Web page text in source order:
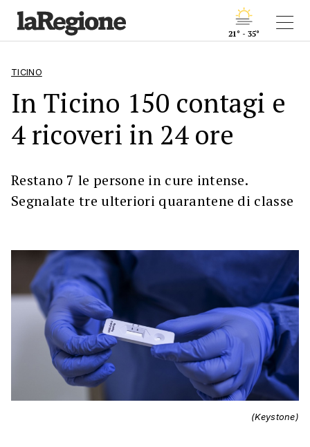
21° - 35°
TICINO
In Ticino 150 contagi e
4 ricoveri in 24 ore
Restano 7 le persone in cure intense.
Segnalate tre ulteriori quarantene di classe
(Keystone)